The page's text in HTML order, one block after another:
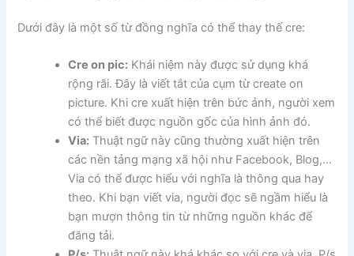
Dưới đây là một số từ đồng nghĩa có thể thay thế cre:
Cre on pic: Khái niệm này được sử dụng khá
rộng rãi. Đây là viết tắt của cụm từ create on
picture. Khi cre xuất hiện trên bức ảnh, người xem
có thể biết được nguồn gốc của hình ảnh đó.
Via: Thuật ngữ này cũng thường xuất hiện trên
các nền tảng mạng xã hội như Facebook, Blog,…
Via có thể được hiểu với nghĩa là thông qua hay
theo. Khi bạn viết via, người đọc sẽ ngầm hiểu là
bạn mượn thông tin từ những nguồn khác để
đăng tải.